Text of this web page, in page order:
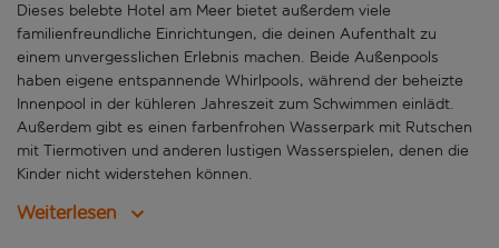
Dieses belebte Hotel am Meer bietet außerdem viele
familienfreundliche Einrichtungen, die deinen Aufenthalt zu
einem unvergesslichen Erlebnis machen. Beide Außenpools
haben eigene entspannende Whirlpools, während der beheizte
Innenpool in der kühleren Jahreszeit zum Schwimmen einlädt.
Außerdem gibt es einen farbenfrohen Wasserpark mit Rutschen
mit Tiermotiven und anderen lustigen Wasserspielen, denen die
Kinder nicht widerstehen können.
Weiterlesen